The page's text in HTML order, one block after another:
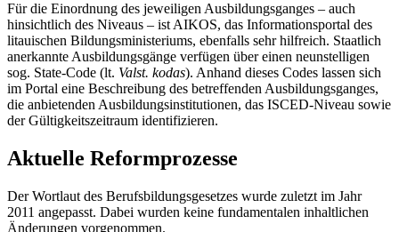
Für die Einordnung des jeweiligen Ausbildungsganges – auch
hinsichtlich des Niveaus – ist AIKOS, das Informationsportal des
litauischen Bildungsministeriums, ebenfalls sehr hilfreich. Staatlich
anerkannte Ausbildungsgänge verfügen über einen neunstelligen
sog. State-Code (lt. Valst. kodas). Anhand dieses Codes lassen sich
im Portal eine Beschreibung des betreffenden Ausbildungsganges,
die anbietenden Ausbildungsinstitutionen, das ISCED-Niveau sowie
der Gültigkeitszeitraum identifizieren.
Aktuelle Reformprozesse
Der Wortlaut des Berufsbildungsgesetzes wurde zuletzt im Jahr
2011 angepasst. Dabei wurden keine fundamentalen inhaltlichen
Änderungen vorgenommen.